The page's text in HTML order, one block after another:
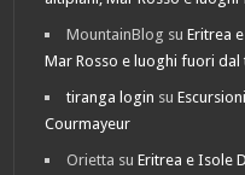
MountainBlog suEritrea
Mar Rosso e luoghi fuori dal
tiranga login su
Courmayeur
Orietta suEritrea e Isole